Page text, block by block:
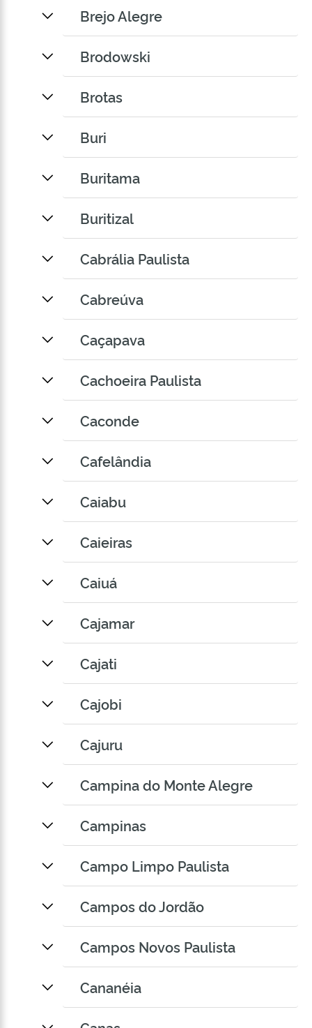
Brejo Alegre
Brodowski
Brotas
Buri
Buritama
Buritizal
Cabrália Paulista
Cabreúva
Caçapava
Cachoeira Paulista
Caconde
Cafelândia
Caiabu
Caieiras
Caiuá
Cajamar
Cajati
Cajobi
Cajuru
Campina do Monte Alegre
Campinas
Campo Limpo Paulista
Campos do Jordão
Campos Novos Paulista
Cananéia